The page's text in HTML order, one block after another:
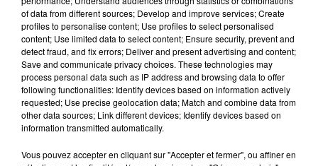
L’ASTUCE DE LA VIE D’ADULTE 15/12/2025 – MAL
DE DENTS DU DIABLE
0:00 58 sec
of data from different sources; Develop and improve services; Create
profiles to personalise content; Use profiles to select personalised
content; Use limited data to select content; Ensure security, prevent and
detect fraud, and fix errors; Deliver and present advertising and content;
Save and communicate privacy choices. These technologies may
process personal data such as IP address and browsing data to offer
following functionalities: Identify devices based on information actively
requested; Use precise geolocation data; Match and combine data from
other data sources; Link different devices; Identify devices based on
information transmitted automatically.
Vous pouvez accepter en cliquant sur "Accepter et fermer", ou affiner en